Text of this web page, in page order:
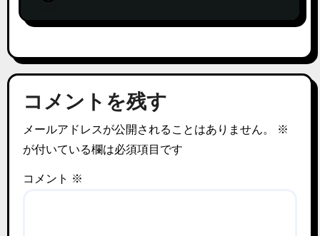
コメントを残す
メールアドレスが公開されることはありません。
※
が付いている欄は必須項目です
コメント ※